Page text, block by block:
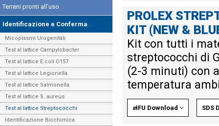
Terreni pronti all’uso
Identificazione e Conferma
Micoplasmi Urogenitali
Test al lattice Campylobacter
Test al lattice E.coli O157
Test al lattice Legionella
Test al lattice Salmonella
Test al lattice S. aureus
Test al lattice Streptococchi
Identificazione Biochimica
PROLEX
KIT (NEW &
Kit con tutti i
streptococchi di
(2-3 minuti) con
temperatura
eIFU Download SDS